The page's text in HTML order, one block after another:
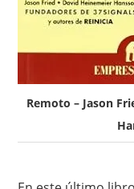
Remoto – Jason